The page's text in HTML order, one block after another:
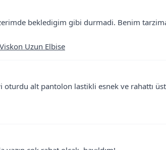
bekledigim gibi durmadi. Benim
Uzun Elbise
alt pantolon lastikli esnek ve rahattı